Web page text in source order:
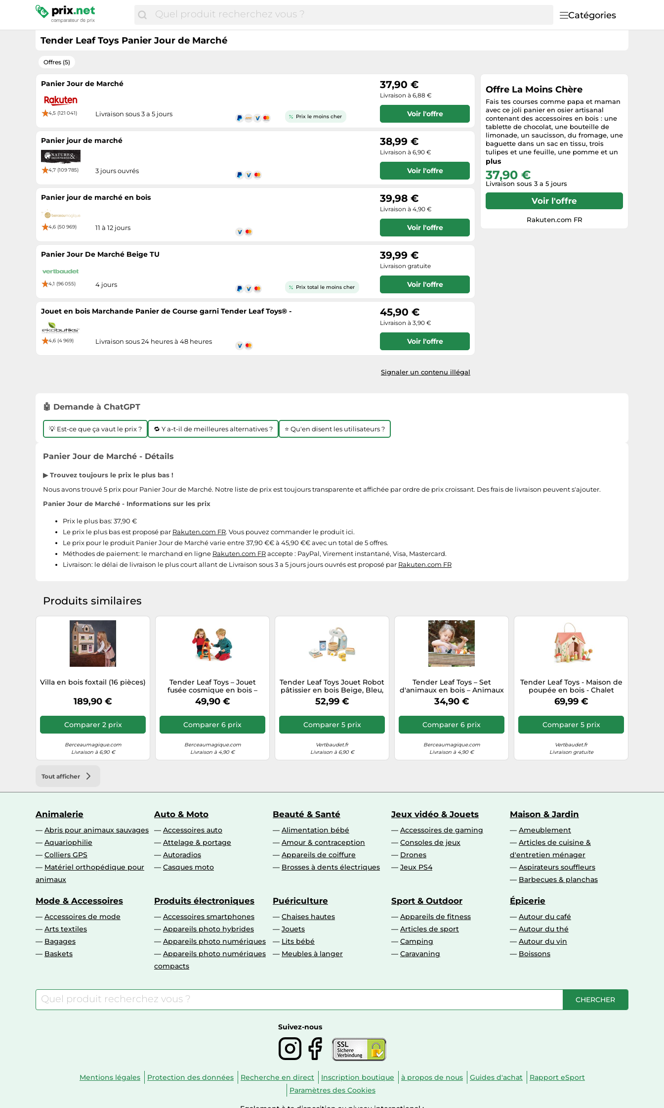
Catégories
Tender Leaf Toys Panier Jour de Marché
Offres (5)
Panier Jour de Marché
4,5 (121 041)
Prix le moins cher
Livraison sous 3 a 5 jours
37,90 €
Livraison à 6,88 €
Voir l'offre
Panier jour de marché
4,7 (109 785) 3 jours ouvrés
38,99 €
Livraison à 6,90 €
Voir l'offre
Panier jour de marché en bois
4,6 (50 969) 11 à 12 jours
39,98 €
Livraison à 4,90 €
Voir l'offre
Panier Jour De Marché Beige TU
4,1 (96 055)
Prix total le moins cher
4 jours
39,99 €
Livraison gratuite
Voir l'offre
Jouet en bois Marchande Panier de Course garni Tender Leaf Toys® -
4,6 (4 969) Livraison sous 24 heures à 48 heures
45,90 €
Livraison à 3,90 €
Voir l'offre
Signaler un contenu illégal
Offre La Moins Chère
Fais tes courses comme papa et maman
avec ce joli panier en osier artisanal
contenant des accessoires en bois : une
tablette de chocolat, une bouteille de
limonade, un saucisson, du fromage, une
baguette dans un sac en tissu, trois
tulipes et une feuille, une pomme et un
journal en papier. Panier Jour de Marché,
Leaf Toys.
plus
37,90 €
Livraison sous 3 a 5 jours
Voir l'offre
Rakuten.com FR
🤖 Demande à ChatGPT
💡 Est-ce que ça vaut le prix ? 🔁 Y a-t-il de meilleures alternatives ? ⭐ Qu'en disent les utilisateurs ?
Panier Jour de Marché - Détails
▶ Trouvez toujours le prix le plus bas !
Nous avons trouvé 5 prix pour Panier Jour de Marché. Notre liste de prix est toujours transparente et affichée par ordre de prix croissant. Des frais de livraison peuvent s'ajouter.
Panier Jour de Marché - Informations sur les prix
Prix le plus bas: 37,90 €
Le prix le plus bas est proposé par Rakuten.com FR. Vous pouvez commander le produit ici.
Le prix pour le produit Panier Jour de Marché varie entre 37,90 €€ à 45,90 €€ avec un total de 5 offres.
Méthodes de paiement: le marchand en ligne Rakuten.com FRaccepte : PayPal, Virement instantané, Visa, Mastercard.
Livraison: le délai de livraison le plus court allant de Livraison sous 3 a 5 jours jours ouvrés est proposé par Rakuten.com FR
Produits similaires
Villa en bois foxtail (16 pièces)
189,90 €
Comparer 2 prix
Berceaumagique.com
Livraison à 6,90 €
Tender Leaf Toys – Jouet
fusée cosmique en bois –
grande orange – 11 pièces
49,90 €
Comparer 6 prix
Berceaumagique.com
Livraison à 4,90 €
Tender Leaf Toys Jouet Robot
pâtissier en bois Beige, Bleu,
Jaune TU
52,99 €
Comparer 5 prix
Vertbaudet.fr
Livraison à 6,90 €
Tender Leaf Toys – Set
d'animaux en bois – Animaux
de la forêt – Beige
34,90 €
Comparer 6 prix
Berceaumagique.com
Livraison à 4,90 €
Tender Leaf Toys - Maison de
poupée en bois - Chalet
Rosewood - Multicolore - TU
69,99 €
Comparer 5 prix
Vertbaudet.fr
Livraison gratuite
Tout afficher
Animalerie
Abris pour animaux sauvages
Aquariophilie
Colliers GPS
Matériel orthopédique pour
animaux
Auto & Moto
Accessoires auto
Attelage & portage
Autoradios
Casques moto
Beauté & Santé
Alimentation bébé
Amour & contraception
Appareils de coiffure
Brosses à dents électriques
Jeux vidéo & Jouets
Accessoires de gaming
Consoles de jeux
Drones
Jeux PS4
Maison & Jardin
Ameublement
Articles de cuisine &
d'entretien ménager
Aspirateurs souffleurs
Barbecues & planchas
Mode & Accessoires
Accessoires de mode
Arts textiles
Bagages
Baskets
Produits électroniques
Accessoires smartphones
Appareils photo hybrides
Appareils photo numériques
Appareils photo numériques
compacts
Puériculture
Chaises hautes
Jouets
Lits bébé
Meubles à langer
Sport & Outdoor
Appareils de fitness
Articles de sport
Camping
Caravaning
Épicerie
Autour du café
Autour du thé
Autour du vin
Boissons
CHERCHER
Suivez-nous
Mentions légales Protection des données Recherche en direct Inscription boutique à propos de nous Guides d'achat
Rapport eSport
Paramètres des Cookies